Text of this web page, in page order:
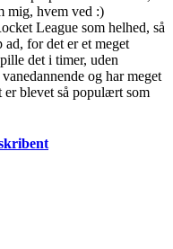
mig, hvem ved :)
League som helhed, så
for det er et meget
det i timer, uden
og har meget
er blevet så populært som